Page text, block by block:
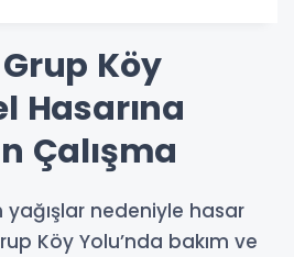
Köy
Hasarına
Çalışma
yağışlar nedeniyle hasar
Köy Yolu’nda bakım ve